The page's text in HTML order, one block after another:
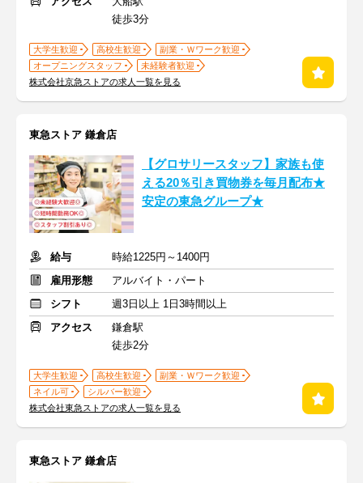
徒歩3分
大学生歓迎 高校生歓迎
副業・Ｗワーク歓迎
オープニングスタッフ
未経験者歓迎
株式会社京急ストアの求人一覧を見る
東急ストア 鎌倉店
【グロサリースタッフ】家族も使
える20％引き買物券を毎月配布★
安定の東急グループ★
給与
時給1225円～1400円
雇用形態
アルバイト・パート
シフト
週3日以上 1日3時間以上
アクセス
鎌倉駅
徒歩2分
大学生歓迎 高校生歓迎
副業・Ｗワーク歓迎
ネイル可
シルバー歓迎
株式会社東急ストアの求人一覧を見る
東急ストア 鎌倉店